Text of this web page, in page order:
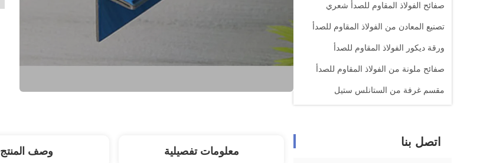
صفائح الفولاذ المقاوم للصدأ شعري
تصنيع المعادن من الفولاذ المقاوم للصدأ
ورقة ديكور الفولاذ المقاوم للصدأ
صفائح ملونة من الفولاذ المقاوم للصدأ
مقسم غرفة من الستانلس ستيل
اتصل بنا
معلومات تفصيلية وصف المنتج